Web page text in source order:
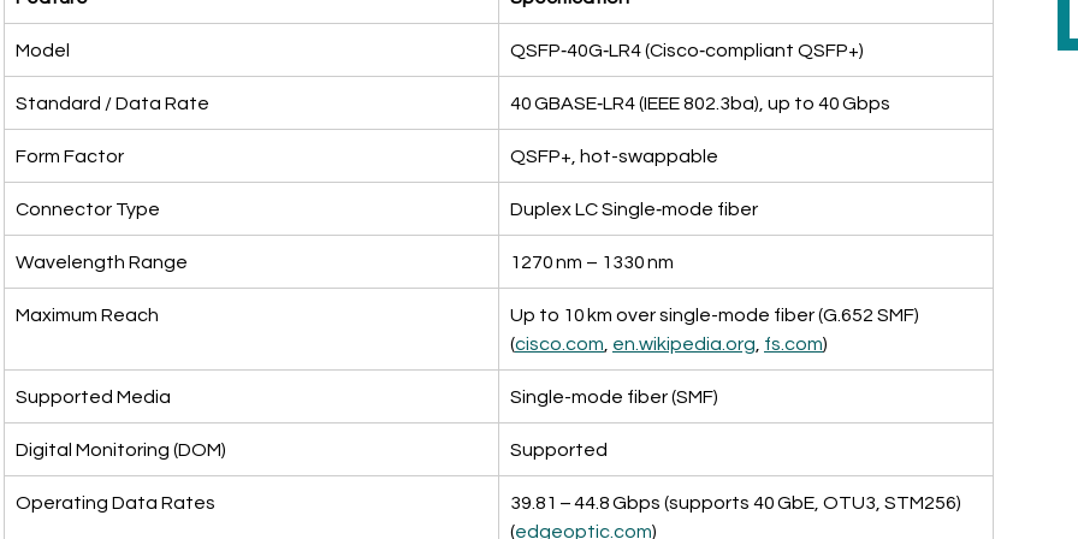
Model QSFP‑40G‑LR4 (Cisco‑compliant QSFP+)
Standard / Data Rate 40 GBASE‑LR4 (IEEE 802.3ba), up to 40 Gbps
Form Factor QSFP+, hot-swappable
Connector Type Duplex LC Single‑mode fiber
Wavelength Range 1270 nm – 1330 nm
Maximum Reach
Up to 10 km over single-mode fiber (G.652 SMF)
(cisco.com en.wikipedia.org fs.com)
Supported Media Single-mode fiber (SMF)
Digital Monitoring (DOM) Supported
Operating Data Rates
39.81 – 44.8 Gbps (supports 40 GbE, OTU3, STM256)
(edgeoptic.com)